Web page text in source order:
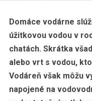
Domáce vodárne
úžitkovou vodou v
chatách. Skrátka
alebo vrt s vodou,
Vodáreň však môžu
napojené na